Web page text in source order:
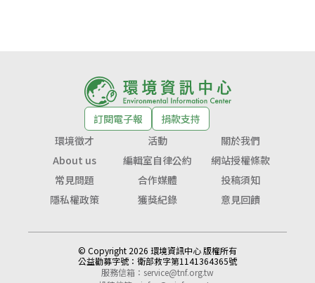
訂閱電子報
捐款支持
環境徵才
活動
關於我們
About us
編輯室自律公約
網站授權條款
常見問題
合作媒體
投稿須知
隱私權政策
獲獎紀錄 意見回饋
© Copyright 2026 環境資訊中心 版權所有
公益勸募字號： 衛部救字第1141364365號
服務信箱： service@tnf.org.tw